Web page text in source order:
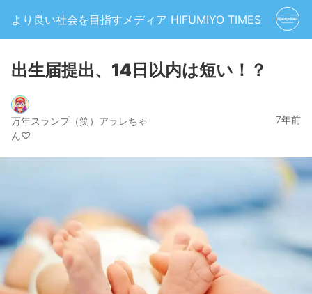
より良い社会を目指すメディア HIFUMIYO TIMES
出生届提出、14日以内は短い！？
万年スランプ（笑）アラレちゃ
ん♡
7年前